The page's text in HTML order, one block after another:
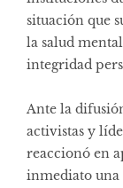
situación que
la salud
integridad
Ante la
activistas y
reaccionó en
inmediato una